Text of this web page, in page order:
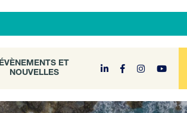
ÉVÈNEMENTS ET
NOUVELLES